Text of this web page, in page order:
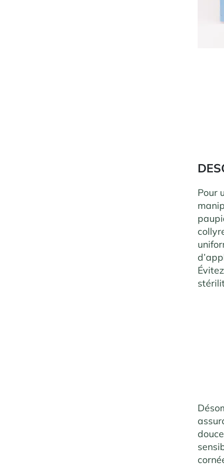
Pour